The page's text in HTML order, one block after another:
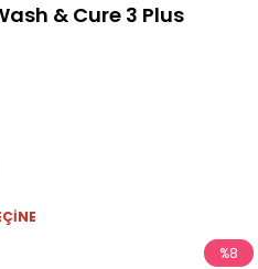
& Cure 3 Plus
%8